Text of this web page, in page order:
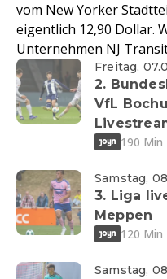
vom New Yorker
eigentlich 12,90 Dollar.
Unternehmen NJ
Freitag,
2.
VfL
190 Min
Samstag,
3. Liga
Meppen
120 Min
Samstag,